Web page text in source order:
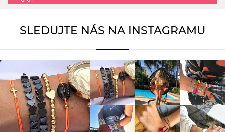
SLEDUJTE NÁS NA INSTAGRAMU